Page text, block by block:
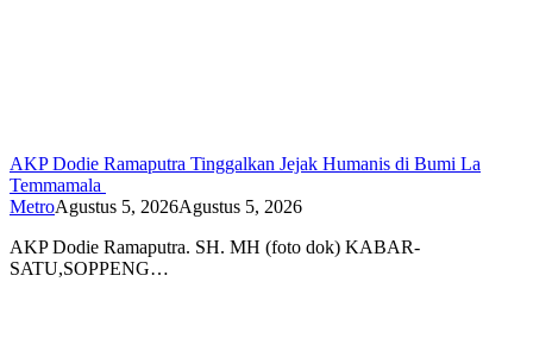
AKP Dodie Ramaputra Tinggalkan Jejak Humanis di Bumi La
Temmamala
MetroAgustus 5, 2026Agustus 5, 2026
AKP Dodie Ramaputra. SH. MH (foto dok) KABAR-
SATU,SOPPENG…